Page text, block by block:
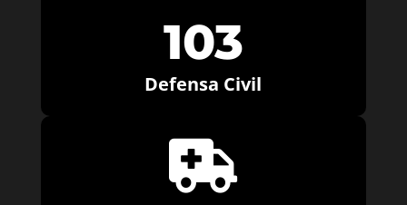
103
Defensa Civil
